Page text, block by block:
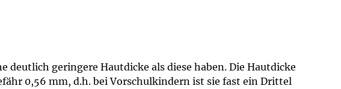
deutlich geringere Hautdicke als diese haben. Die Hautdicke
0,56 mm, d.h. bei Vorschulkindern ist sie fast ein Drittel